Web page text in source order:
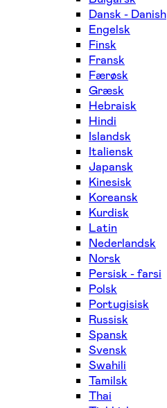
Dansk - Danish
Engelsk
Finsk
Fransk
Færøsk
Græsk
Hebraisk
Hindi
Islandsk
Italiensk
Japansk
Kinesisk
Koreansk
Kurdisk
Latin
Nederlandsk
Norsk
Persisk - farsi
Polsk
Portugisisk
Russisk
Spansk
Svensk
Swahili
Tamilsk
Thai